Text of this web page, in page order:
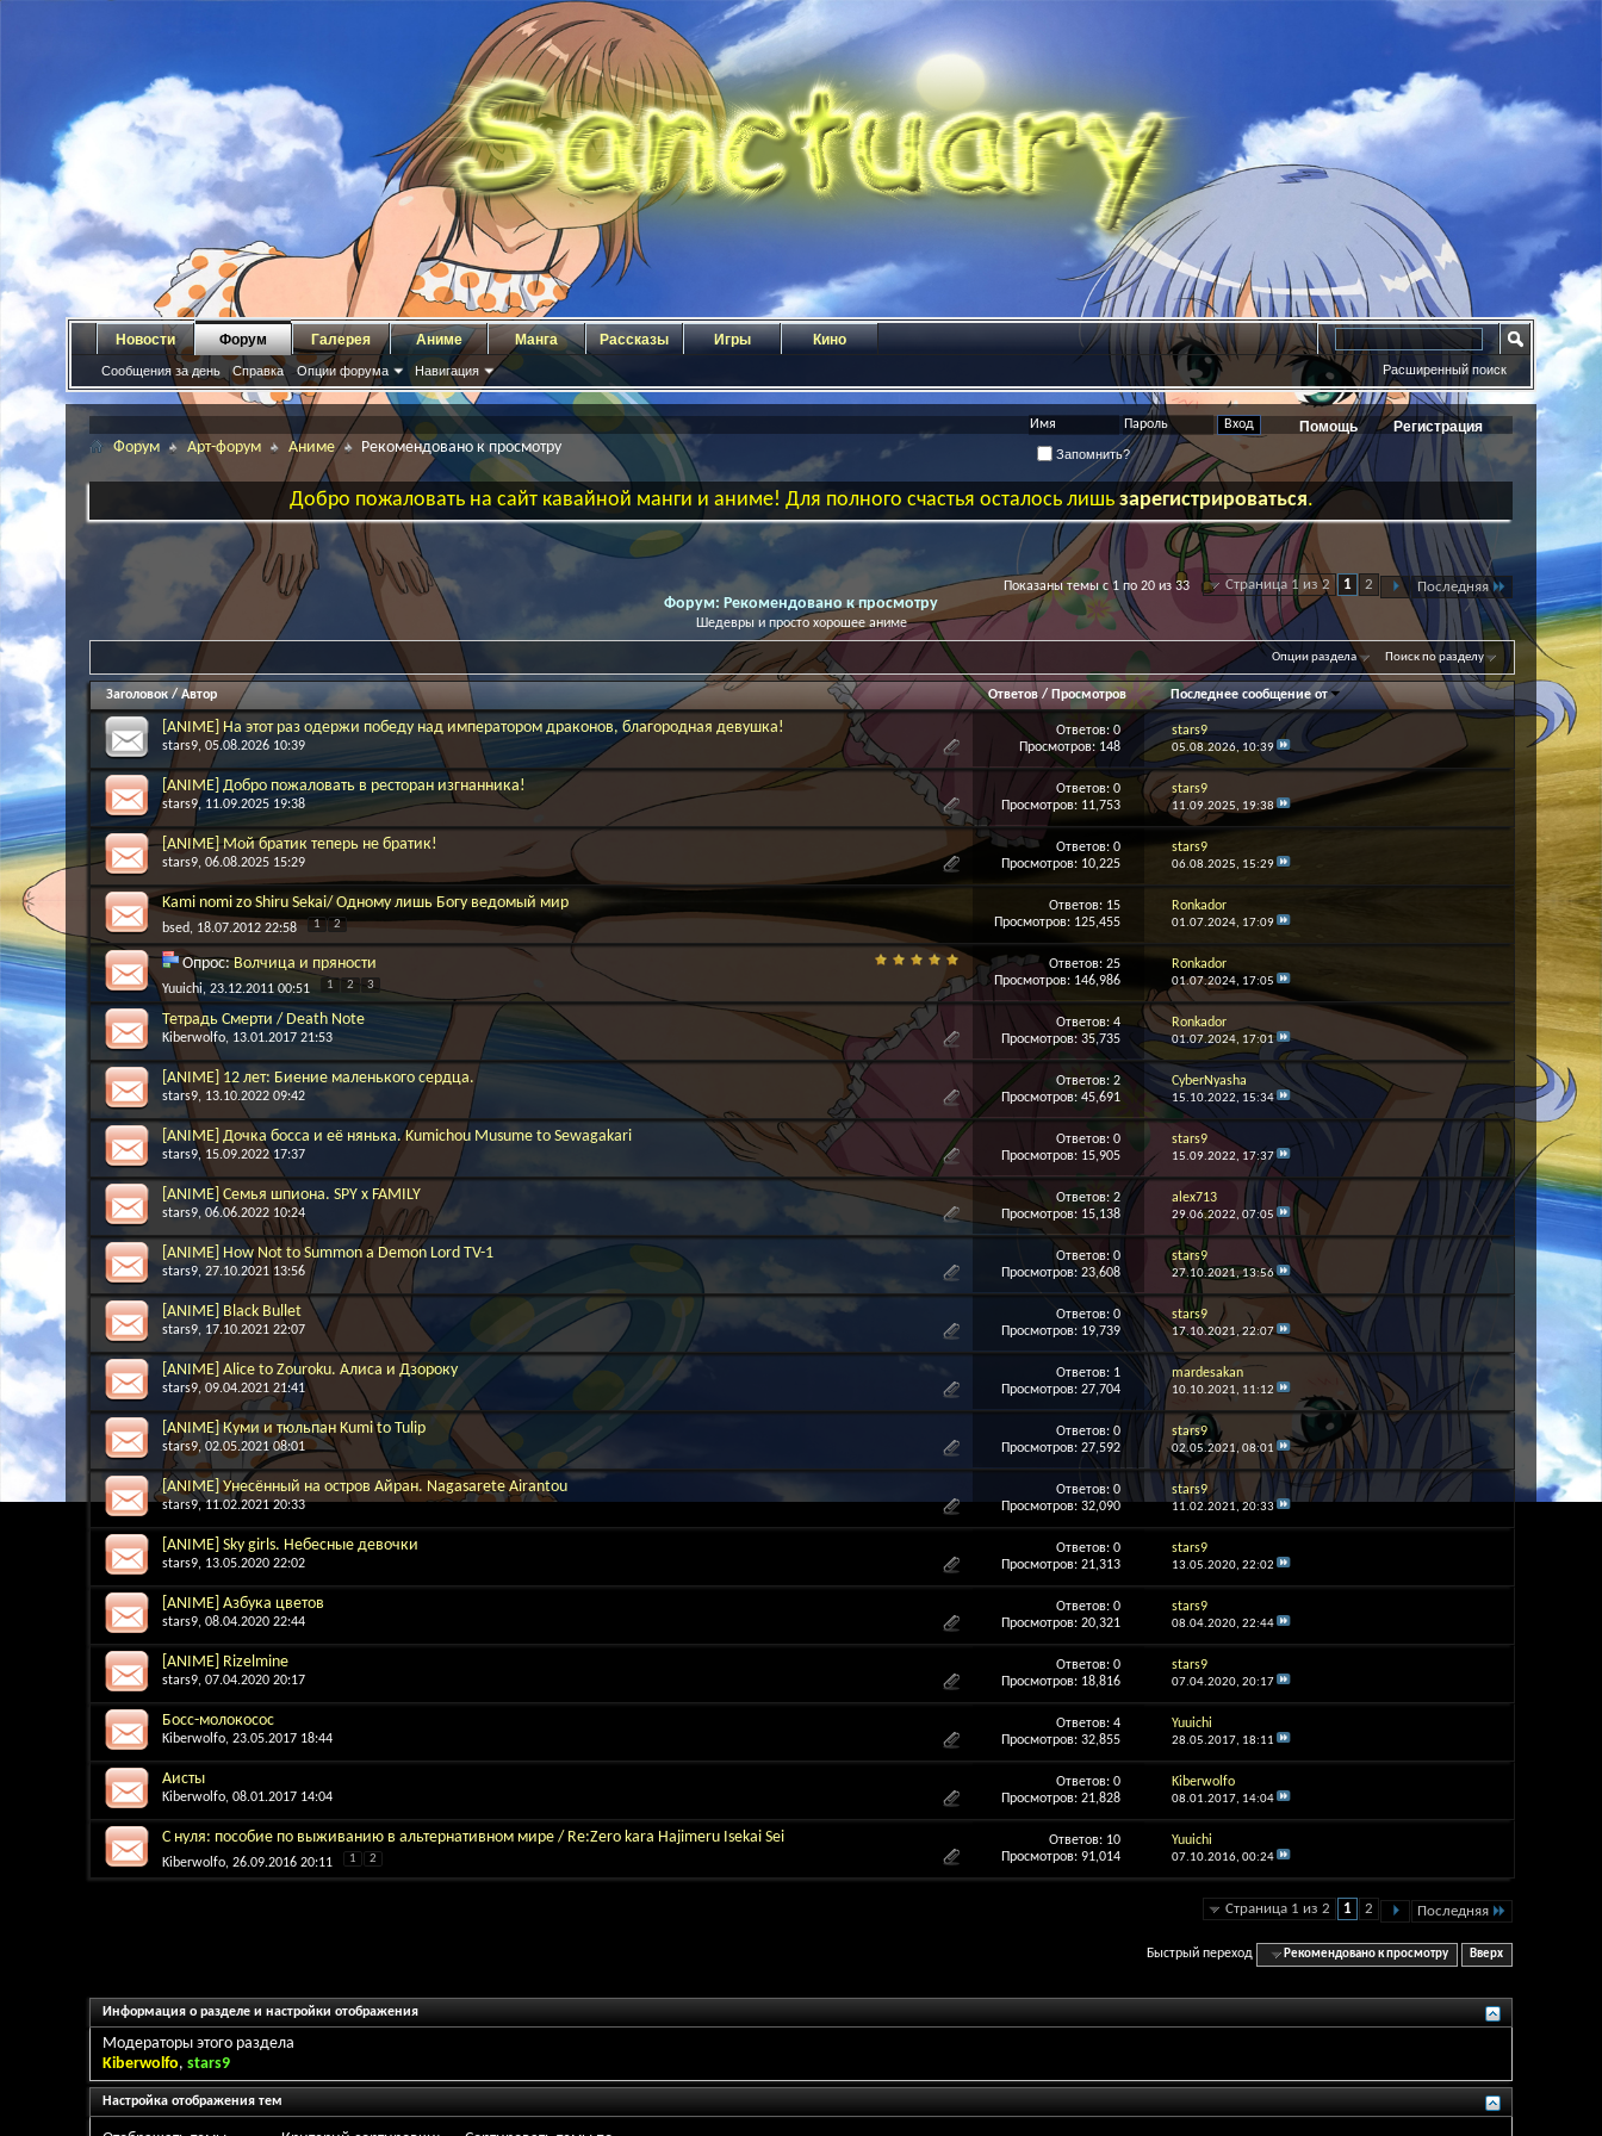
Регистрация
Помощь
Запомнить?
Новости Форум
Сообщения за день Справка Опции форума Навигация
Галерея Аниме Манга Рассказы Игры Кино
Расширенный поиск
Форум Арт-форум Аниме Рекомендовано к просмотру
Добро пожаловать на сайт кавайной манги и аниме! Для полного счастья осталось лишьзарегистрироваться.
Страница 1 из 2 1 2 Последняя
Показаны темы с 1 по 20 из 33
Форум: Рекомендовано к просмотру
Шедевры и просто хорошее аниме
Опции раздела Поиск по разделу
Заголовок/Автор Ответов/ Просмотров Последнее сообщение от
[ANIME] На этот раз одержи победу над императором драконов, благородная девушка!
stars9, 05.08.2026 10:39
Ответов: 0
Просмотров: 148
stars9
05.08.2026,10:39
[ANIME] Добро пожаловать в ресторан изгнанника!
stars9, 11.09.2025 19:38
Ответов: 0
Просмотров: 11,753
stars9
11.09.2025, 19:38
[ANIME] Мой братик теперь не братик!
stars9, 06.08.2025 15:29
Ответов: 0
Просмотров: 10,225
stars9
06.08.2025, 15:29
Kami nomi zo Shiru Sekai/ Одному лишь Богу ведомый мир
bsed, 18.07.2012 22:58 1 2
Ответов: 15
Просмотров: 125,455
Ronkador
01.07.2024, 17:09
Опрос:Волчица и пряности
Yuuichi, 23.12.2011 00:51 1 2 3
Ответов: 25
Просмотров: 146,986
Ronkador
01.07.2024, 17:05
Тетрадь Смерти / Death Note
Kiberwolfo, 13.01.2017 21:53
Ответов: 4
Просмотров: 35,735
Ronkador
01.07.2024, 17:01
[ANIME] 12 лет: Биение маленького сердца.
stars9, 13.10.2022 09:42
Ответов: 2
Просмотров: 45,691
CyberNyasha
15.10.2022, 15:34
[ANIME] Дочка босса и её нянька. Kumichou Musume to Sewagakari
stars9, 15.09.2022 17:37
Ответов: 0
Просмотров: 15,905
stars9
15.09.2022, 17:37
[ANIME] Семья шпиона. SPY x FAMILY
stars9, 06.06.2022 10:24
Ответов: 2
Просмотров: 15,138
alex713
29.06.2022,07:05
[ANIME] How Not to Summon a Demon Lord TV-1
stars9, 27.10.2021 13:56
Ответов: 0
Просмотров: 23,608
stars9
27.10.2021,13:56
[ANIME] Black Bullet
stars9, 17.10.2021 22:07
Ответов: 0
Просмотров: 19,739
stars9
17.10.2021,22:07
[ANIME] Alice to Zouroku. Алиса и Дзороку
stars9, 09.04.2021 21:41
Ответов: 1
Просмотров: 27,704
mardesakan
10.10.2021, 11:12
[ANIME] Куми и тюльпан Kumi to Tulip
stars9, 02.05.2021 08:01
Ответов: 0
Просмотров: 27,592
stars9
02.05.2021,08:01
[ANIME] Унесённый на остров Айран. Nagasarete Airantou
stars9, 11.02.2021 20:33
Ответов: 0
Просмотров: 32,090
stars9
11.02.2021,20:33
[ANIME] Sky girls. Небесные девочки
stars9, 13.05.2020 22:02
Ответов: 0
Просмотров: 21,313
stars9
13.05.2020,22:02
[ANIME] Азбука цветов
stars9, 08.04.2020 22:44
Ответов: 0
Просмотров: 20,321
stars9
08.04.2020,22:44
[ANIME] Rizelmine
stars9, 07.04.2020 20:17
Ответов: 0
Просмотров: 18,816
stars9
07.04.2020,20:17
Босс-молокосос
Kiberwolfo, 23.05.2017 18:44
Ответов: 4
Просмотров: 32,855
Yuuichi
28.05.2017, 18:11
Аисты
Kiberwolfo, 08.01.2017 14:04
Ответов: 0
Просмотров: 21,828
Kiberwolfo
08.01.2017, 14:04
С нуля: пособие по выживанию в альтернативном мире / Re:Zero kara Hajimeru Isekai Sei
Kiberwolfo, 26.09.2016 20:11 1 2
Ответов: 10
Просмотров: 91,014
Yuuichi
07.10.2016,00:24
Страница 1 из 2 1 2 Последняя
Быстрый переход Рекомендовано к просмотру Вверх
Информация о разделе и настройки отображения
Модераторы этого раздела
Kiberwolfo, stars9
Настройка отображения тем